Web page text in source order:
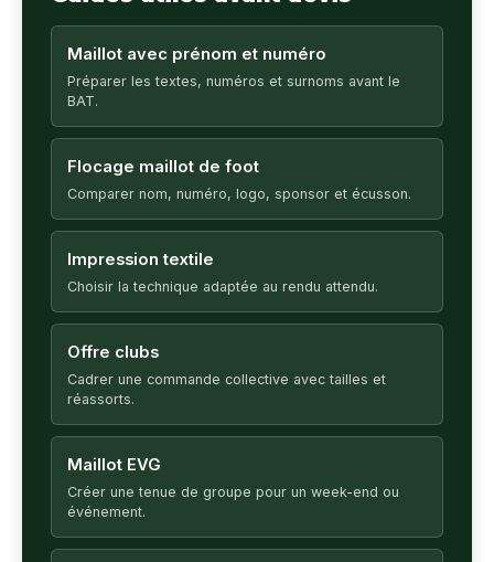
Maillot avec prénom et numéro
Préparer les textes, numéros et surnoms avant le
BAT.
Flocage maillot de foot
Comparer nom, numéro, logo, sponsor et écusson.
Impression textile
Choisir la technique adaptée au rendu attendu.
Offre clubs
Cadrer une commande collective avec tailles et
réassorts.
Maillot EVG
Créer une tenue de groupe pour un week-end ou
événement.